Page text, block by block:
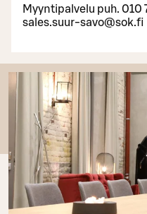
Myyntipalvelu puh.
sales.suur-savo@sok.fi